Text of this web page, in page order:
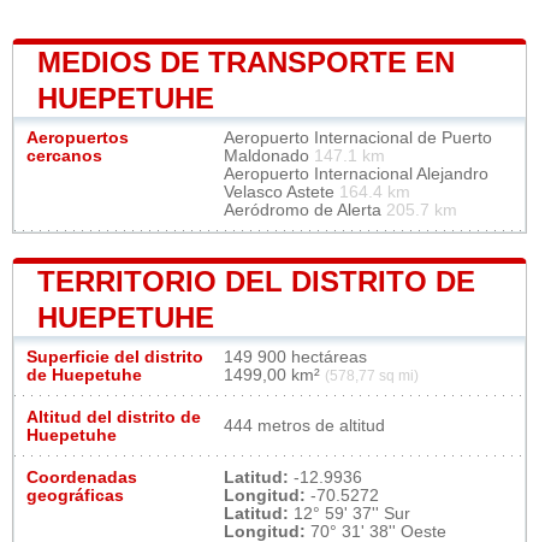
MEDIOS DE TRANSPORTE EN
HUEPETUHE
Aeropuertos
cercanos
Aeropuerto Internacional de Puerto
Maldonado 147.1 km
Aeropuerto Internacional Alejandro
Velasco Astete 164.4 km
Aeródromo de Alerta 205.7 km
TERRITORIO DEL DISTRITO DE
HUEPETUHE
Superficie del distrito
de Huepetuhe
149 900 hectáreas
1499,00 km² (578,77 sq mi)
Altitud del distrito de
Huepetuhe
444 metros de altitud
Coordenadas
geográficas
Latitud: -12.9936
Longitud: -70.5272
Latitud: 12° 59' 37'' Sur
Longitud: 70° 31' 38'' Oeste